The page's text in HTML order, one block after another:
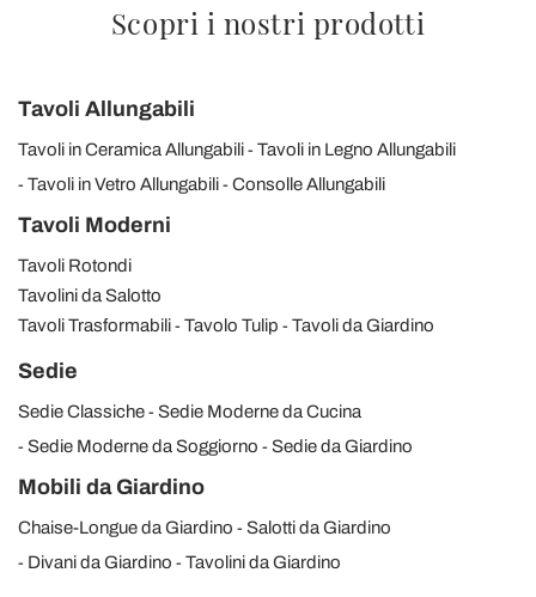
Scopri i nostri prodotti
Tavoli Allungabili
Tavoli in Ceramica Allungabili
Tavoli in Legno Allungabili
Tavoli in Vetro Allungabili
Consolle Allungabili
Tavoli Moderni
Tavoli Rotondi
Tavolini da Salotto
Tavoli Trasformabili
Tavolo Tulip Tavoli da Giardino
Sedie
Sedie Classiche
Sedie Moderne da Cucina
Sedie Moderne da Soggiorno
Sedie da Giardino
Mobili da Giardino
Chaise-Longue da Giardino
Salotti da Giardino
Divani da Giardino
Tavolini da Giardino